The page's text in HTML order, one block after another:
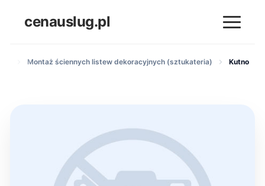
cenauslug.pl
Montaż ściennych listew dekoracyjnych (sztukateria) Kutno